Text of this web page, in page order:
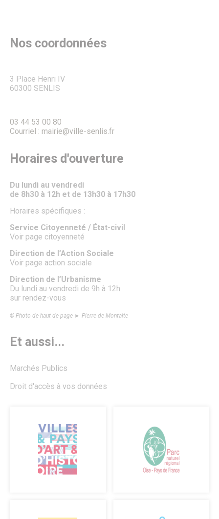
Nos coordonnées
3 Place Henri IV
60300 SENLIS
03 44 53 00 80
Courriel : mairie@ville-senlis.fr
Horaires d'ouverture
Du lundi au vendredi
de 8h30 à 12h et de 13h30 à 17h30
Horaires spécifiques :
Service Citoyenneté / État-civil
Voir page citoyenneté
Direction de l’Action Sociale
Voir page action sociale
Direction de l’Urbanisme
Du lundi au vendredi de 9h à 12h
sur rendez-vous
© Photo de haut de page ► Pierre de Montalte
Et aussi...
Marchés Publics
Droit d'accès à vos données